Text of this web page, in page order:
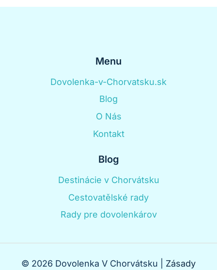
Menu
Dovolenka-v-Chorvatsku.sk
Blog
O Nás
Kontakt
Blog
Destinácie v Chorvátsku
Cestovatělské rady
Rady pre dovolenkárov
© 2026 Dovolenka V Chorvátsku | Zásady